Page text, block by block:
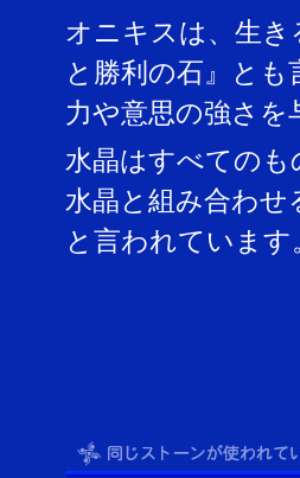
オニキスは、生
と勝利の石』と
力や意思の強さ
水晶はすべての
水晶と組み合わ
と言われています